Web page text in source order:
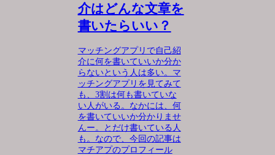
介はどんな文章を
書いたらいい？
マッチングアプリで自己紹
介に何を書いていいか分か
らないという人は多い。マ
ッチングアプリを見てみて
も、3割は何も書いていな
い人がいる。なかには、何
を書いていいか分かりませ
んー。とだけ書いている人
も。なので、今回の記事は
マチアプのプロフィール